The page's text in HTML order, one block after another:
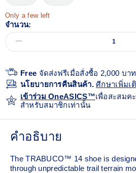
Only a few left
จำนวน:
Free จัดส่งฟรีเมื่อสั่งซื้อ 2,000 บา
นโยบายการคืนสินค้า.ศีกษาเพิ่มเ
เข้าร่วม OneASICS™เพื่อสะสมค
สำหรับสมาชิกเท่านั้น
คำอธิบาย
The TRABUCO™ 14 shoe is
through unpredictable trail terrain